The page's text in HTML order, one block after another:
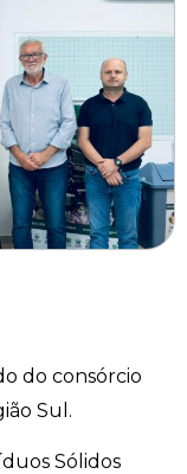
do consórcio
Sul.
Sólidos